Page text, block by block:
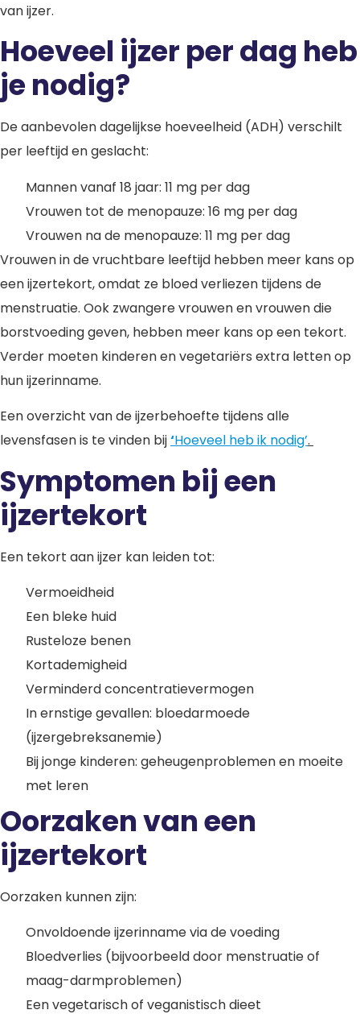
van ijzer.
Hoeveel ijzer per dag heb
je nodig?
De aanbevolen dagelijkse hoeveelheid (ADH) verschilt
per leeftijd en geslacht:
Mannen vanaf 18 jaar: 11 mg per dag
Vrouwen tot de menopauze: 16 mg per dag
Vrouwen na de menopauze: 11 mg per dag
Vrouwen in de vruchtbare leeftijd hebben meer kans op
een ijzertekort, omdat ze bloed verliezen tijdens de
menstruatie. Ook zwangere vrouwen en vrouwen die
borstvoeding geven, hebben meer kans op een tekort.
Verder moeten kinderen en vegetariërs extra letten op
hun ijzerinname.
Een overzicht van de ijzerbehoefte tijdens alle
levensfasen is te vinden bij‘Hoeveel heb ik nodig’.
Symptomen bij een
ijzertekort
Een tekort aan ijzer kan leiden tot:
Vermoeidheid
Een bleke huid
Rusteloze benen
Kortademigheid
Verminderd concentratievermogen
In ernstige gevallen: bloedarmoede
(ijzergebreksanemie)
Bij jonge kinderen: geheugenproblemen en moeite
met leren
Oorzaken van een
ijzertekort
Oorzaken kunnen zijn:
Onvoldoende ijzerinname via de voeding
Bloedverlies (bijvoorbeeld door menstruatie of
maag-darmproblemen)
Een vegetarisch of veganistisch dieet